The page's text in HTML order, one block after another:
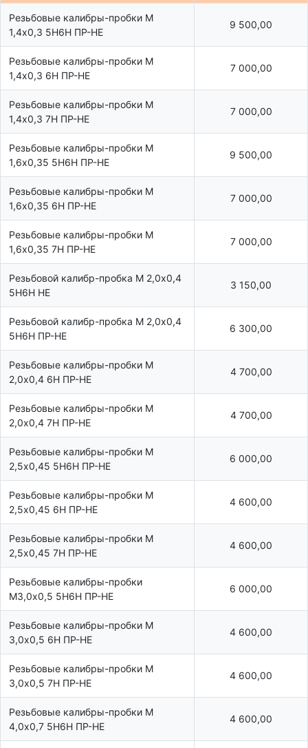
Резьбовые калибры-пробки М
1,4х0,3 5Н6Н ПР-НЕ
9 500,00
Резьбовые калибры-пробки М
1,4х0,3 6Н ПР-НЕ
7 000,00
Резьбовые калибры-пробки М
1,4х0,3 7Н ПР-НЕ
7 000,00
Резьбовые калибры-пробки М
1,6х0,35 5Н6Н ПР-НЕ
9 500,00
Резьбовые калибры-пробки М
1,6х0,35 6Н ПР-НЕ
7 000,00
Резьбовые калибры-пробки М
1,6х0,35 7Н ПР-НЕ
7 000,00
Резьбовой калибр-пробка М 2,0х0,4
5Н6Н НЕ
3 150,00
Резьбовой калибр-пробка М 2,0х0,4
5Н6Н ПР-НЕ
6 300,00
Резьбовые калибры-пробки М
2,0х0,4 6Н ПР-НЕ
4 700,00
Резьбовые калибры-пробки М
2,0х0,4 7Н ПР-НЕ
4 700,00
Резьбовые калибры-пробки М
2,5х0,45 5Н6Н ПР-НЕ
6 000,00
Резьбовые калибры-пробки М
2,5х0,45 6Н ПР-НЕ
4 600,00
Резьбовые калибры-пробки М
2,5х0,45 7Н ПР-НЕ
4 600,00
Резьбовые калибры-пробки
М3,0х0,5 5Н6Н ПР-НЕ
6 000,00
Резьбовые калибры-пробки М
3,0х0,5 6Н ПР-НЕ
4 600,00
Резьбовые калибры-пробки М
3,0х0,5 7Н ПР-НЕ
4 600,00
Резьбовые калибры-пробки М
4,0х0,7 5Н6Н ПР-НЕ
4 600,00